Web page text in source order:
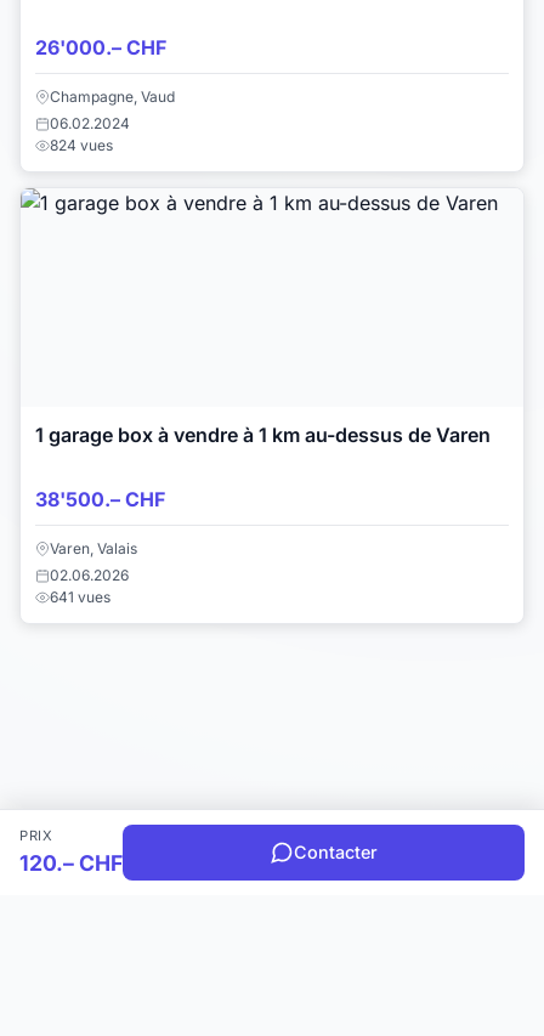
26'000.– CHF
Champagne, Vaud
06.02.2024
824 vues
1 garage box à vendre à 1 km au-dessus de Varen
38'500.– CHF
Varen, Valais
02.06.2026
641 vues
PRIX
120.– CHF Contacter